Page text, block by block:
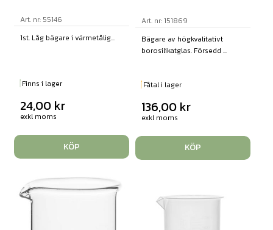
Art. nr: 55146
1st. Låg bägare i värmetålig...
Finns i lager
24,00 kr
exkl moms
KÖP
Art. nr: 151869
Bägare av högkvalitativt
borosilikatglas. Försedd ...
Fåtal i lager
136,00 kr
exkl moms
KÖP